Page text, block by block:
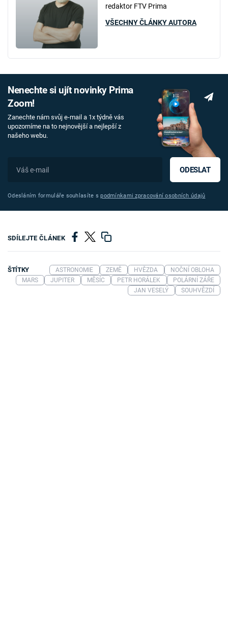
redaktor FTV Prima
VŠECHNY ČLÁNKY AUTORA
Nenechte si ujít novinky Prima
Zoom!
Zanechte nám svůj e-mail a 1x týdně vás
upozorníme na to nejnovější a nejlepší z
našeho webu.
ODESLAT
Odesláním formuláře souhlasíte spodmínkami zpracování osobních údajů
SDÍLEJTE ČLÁNEK
ŠTÍTKY ASTRONOMIE ZEMĚ HVĚZDA
NOČNÍ OBLOHA
MARS
JUPITER MĚSÍC PETR HORÁLEK
POLÁRNÍ ZÁŘE
JAN VESELÝ
SOUHVĚZDÍ